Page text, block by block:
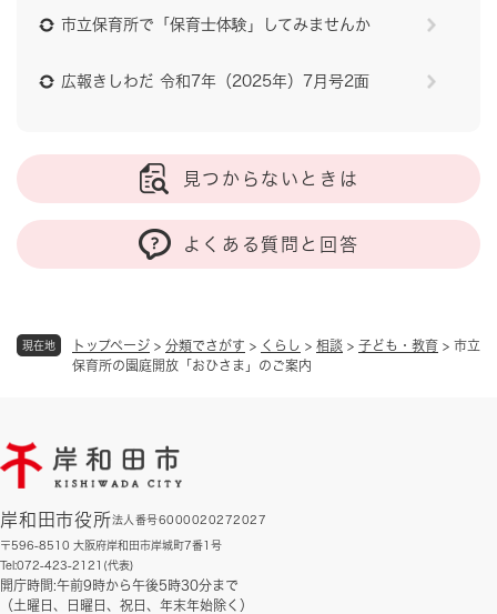
現在地 トップページ > 分類でさがす > くらし > 相談 > 子ども・教育 > 市立
保育所の園庭開放「おひさま」のご案内
市立保育所で「保育士体験」してみませんか
広報きしわだ 令和7年（2025年）7月号2面
見つからないときは
よくある質問と回答
岸和田市役所法人番号6000020272027
〒596-8510 大阪府岸和田市岸城町7番1号
Tel:072-423-2121(代表)
開庁時間:午前9時から午後5時30分まで
（土曜日、日曜日、祝日、年末年始除く）